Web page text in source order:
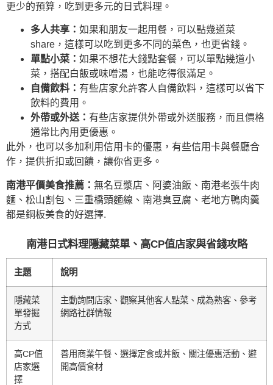
更少的預算，吃到更多元的日式料理。
多人共享： 如果和朋友一起用餐，可以點幾道菜
share，這樣可以吃到更多不同的菜色，也更省錢。
單點小菜： 如果不想花大錢點套餐，可以單點幾道小
菜，搭配白飯或味噌湯，也能吃得很滿足。
自備飲料： 有些店家允許客人自備飲料，這樣可以省下
飲料的費用。
外帶或外送： 有些店家提供外帶或外送服務，而且價格
通常比內用更優惠。
此外，也可以多加利用信用卡的優惠，有些信用卡與餐廳合
作，提供折扣或回饋，讓你省更多。
南港平價美食推薦： 無名豆漿店、阿婆油飯、南港老張牛肉
麵、松山割包、三重橋頭麵線、南港臭豆腐、老地方鴨肉羹
都是銅板美食的好選擇.
南港日式料理隱藏菜單、高CP值店家與省錢攻略
主題 說明
隱藏菜
單發掘
方式
主動詢問店家、觀察其他客人點菜、成為熟客、參考
網路社群情報
高CP值
店家選
擇
善用商業午餐、選擇定食或丼飯、關注優惠活動、避
開高價食材